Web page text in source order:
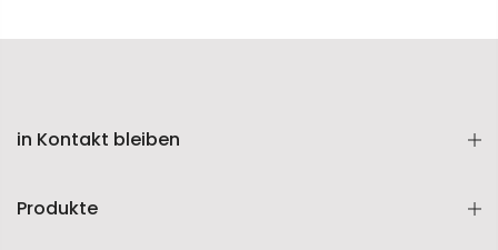
in Kontakt bleiben
Produkte